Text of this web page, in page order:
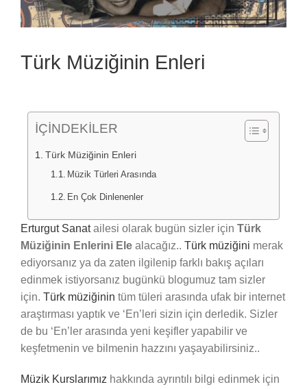
Türk Müziğinin Enleri
İÇİNDEKİLER
Türk Müziğinin Enleri
Müzik Türleri Arasında
En Çok Dinlenenler
Erturgut Sanatailesi olarak bugün sizler için Türk
Müziğinin Enlerini Elealacağız.. Türk müziğini merak
ediyorsanız ya da zaten ilgilenip farklı bakış açıları
edinmek istiyorsanız bugünkü blogumuz tam sizler
için. Türk müziğinin tüm tüleri arasında ufak bir internet
araştırması yaptık ve ‘En’leri sizin için derledik. Sizler
de bu ‘En’ler arasında yeni keşifler yapabilir ve
keşfetmenin ve bilmenin hazzını yaşayabilirsiniz..
Müzik Kurslarımız hakkında ayrıntılı bilgi edinmek için